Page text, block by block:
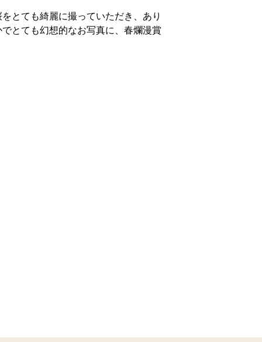
とても綺麗に撮っていただき、あり
とても幻想的なお写真に、春爛漫賞